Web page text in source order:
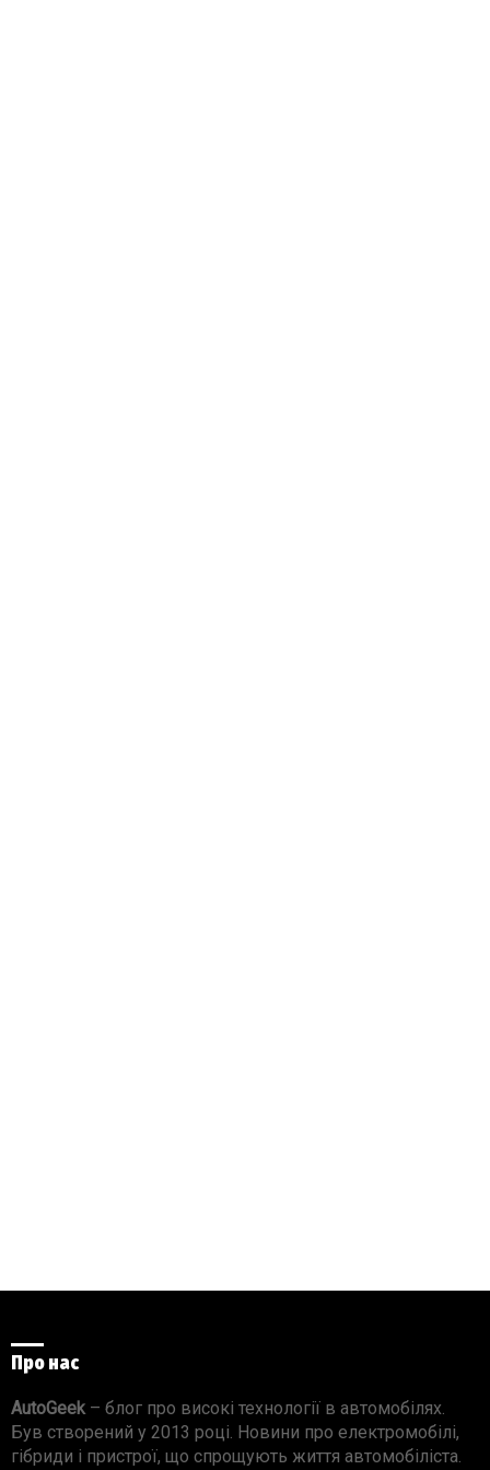
Про нас
AutoGeek – блог про високі технології в автомобілях.
Був створений у 2013 році. Новини про електромобілі,
гібриди і пристрої, що спрощують життя автомобіліста.